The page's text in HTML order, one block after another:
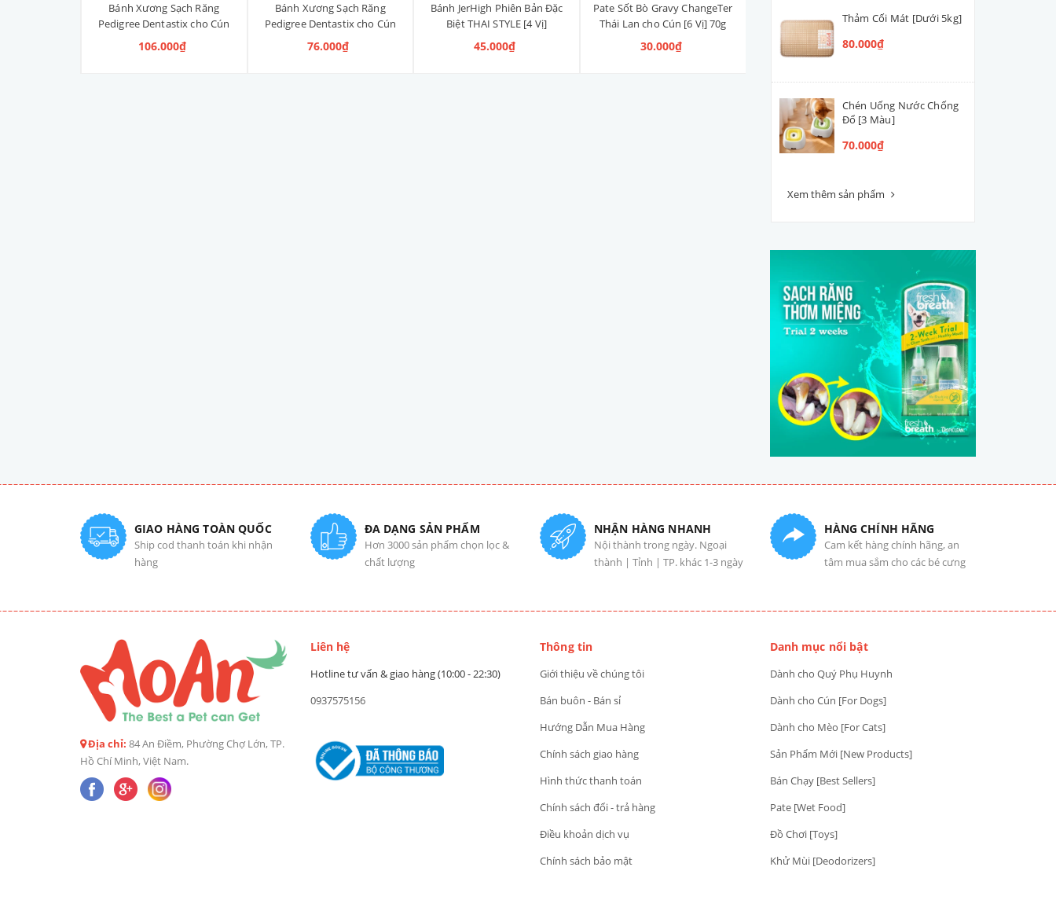
Bánh Xương Sạch Răng
Pedigree Dentastix cho Cún
vừa 210g (14 Thanh, Vị
Truyền Thống)
106.000₫
Bánh Xương Sạch Răng
Pedigree Dentastix cho Cún
nhỏ 120g (14 Thanh, Vị
Truyền Thống)
76.000₫
Bánh JerHigh Phiên Bản Đặc
Biệt THAI STYLE [4 Vị]
45.000₫
Pate Sốt Bò Gravy ChangeTer
Thái Lan cho Cún [6 Vị] 70g
30.000₫
Thái Lan Cá Ngừ Mix (Hộp
100 tuýp)
763.000₫
Thảm Cối Mát [Dưới 5kg]
80.000₫
Chén Uống Nước Chống
Đổ [3 Màu]
70.000₫
Xem thêm sản phẩm
GIAO HÀNG TOÀN QUỐC
Ship cod thanh toán khi nhận
hàng
ĐA DẠNG SẢN PHẨM
Hơn 3000 sản phẩm chọn lọc &
chất lượng
NHẬN HÀNG NHANH
Nội thành trong ngày. Ngoại
thành | Tỉnh | TP. khác 1-3 ngày
HÀNG CHÍNH HÃNG
Cam kết hàng chính hãng, an
tâm mua sắm cho các bé cưng
Địa chỉ: 84 An Điềm, Phường Chợ Lớn, TP.
Hồ Chí Minh, Việt Nam.
Liên hệ
Hotline tư vấn & giao hàng (10:00 - 22:30)
0937575156
Thông tin
Giới thiệu về chúng tôi
Bán buôn - Bán sỉ
Hướng Dẫn Mua Hàng
Chính sách giao hàng
Hình thức thanh toán
Chính sách đổi - trả hàng
Điều khoản dịch vụ
Chính sách bảo mật
Danh mục nổi bật
Dành cho Quý Phụ Huynh
Dành cho Cún [For Dogs]
Dành cho Mèo [For Cats]
Sản Phẩm Mới [New Products]
Bán Chạy [Best Sellers]
Pate [Wet Food]
Đồ Chơi [Toys]
Khử Mùi [Deodorizers]